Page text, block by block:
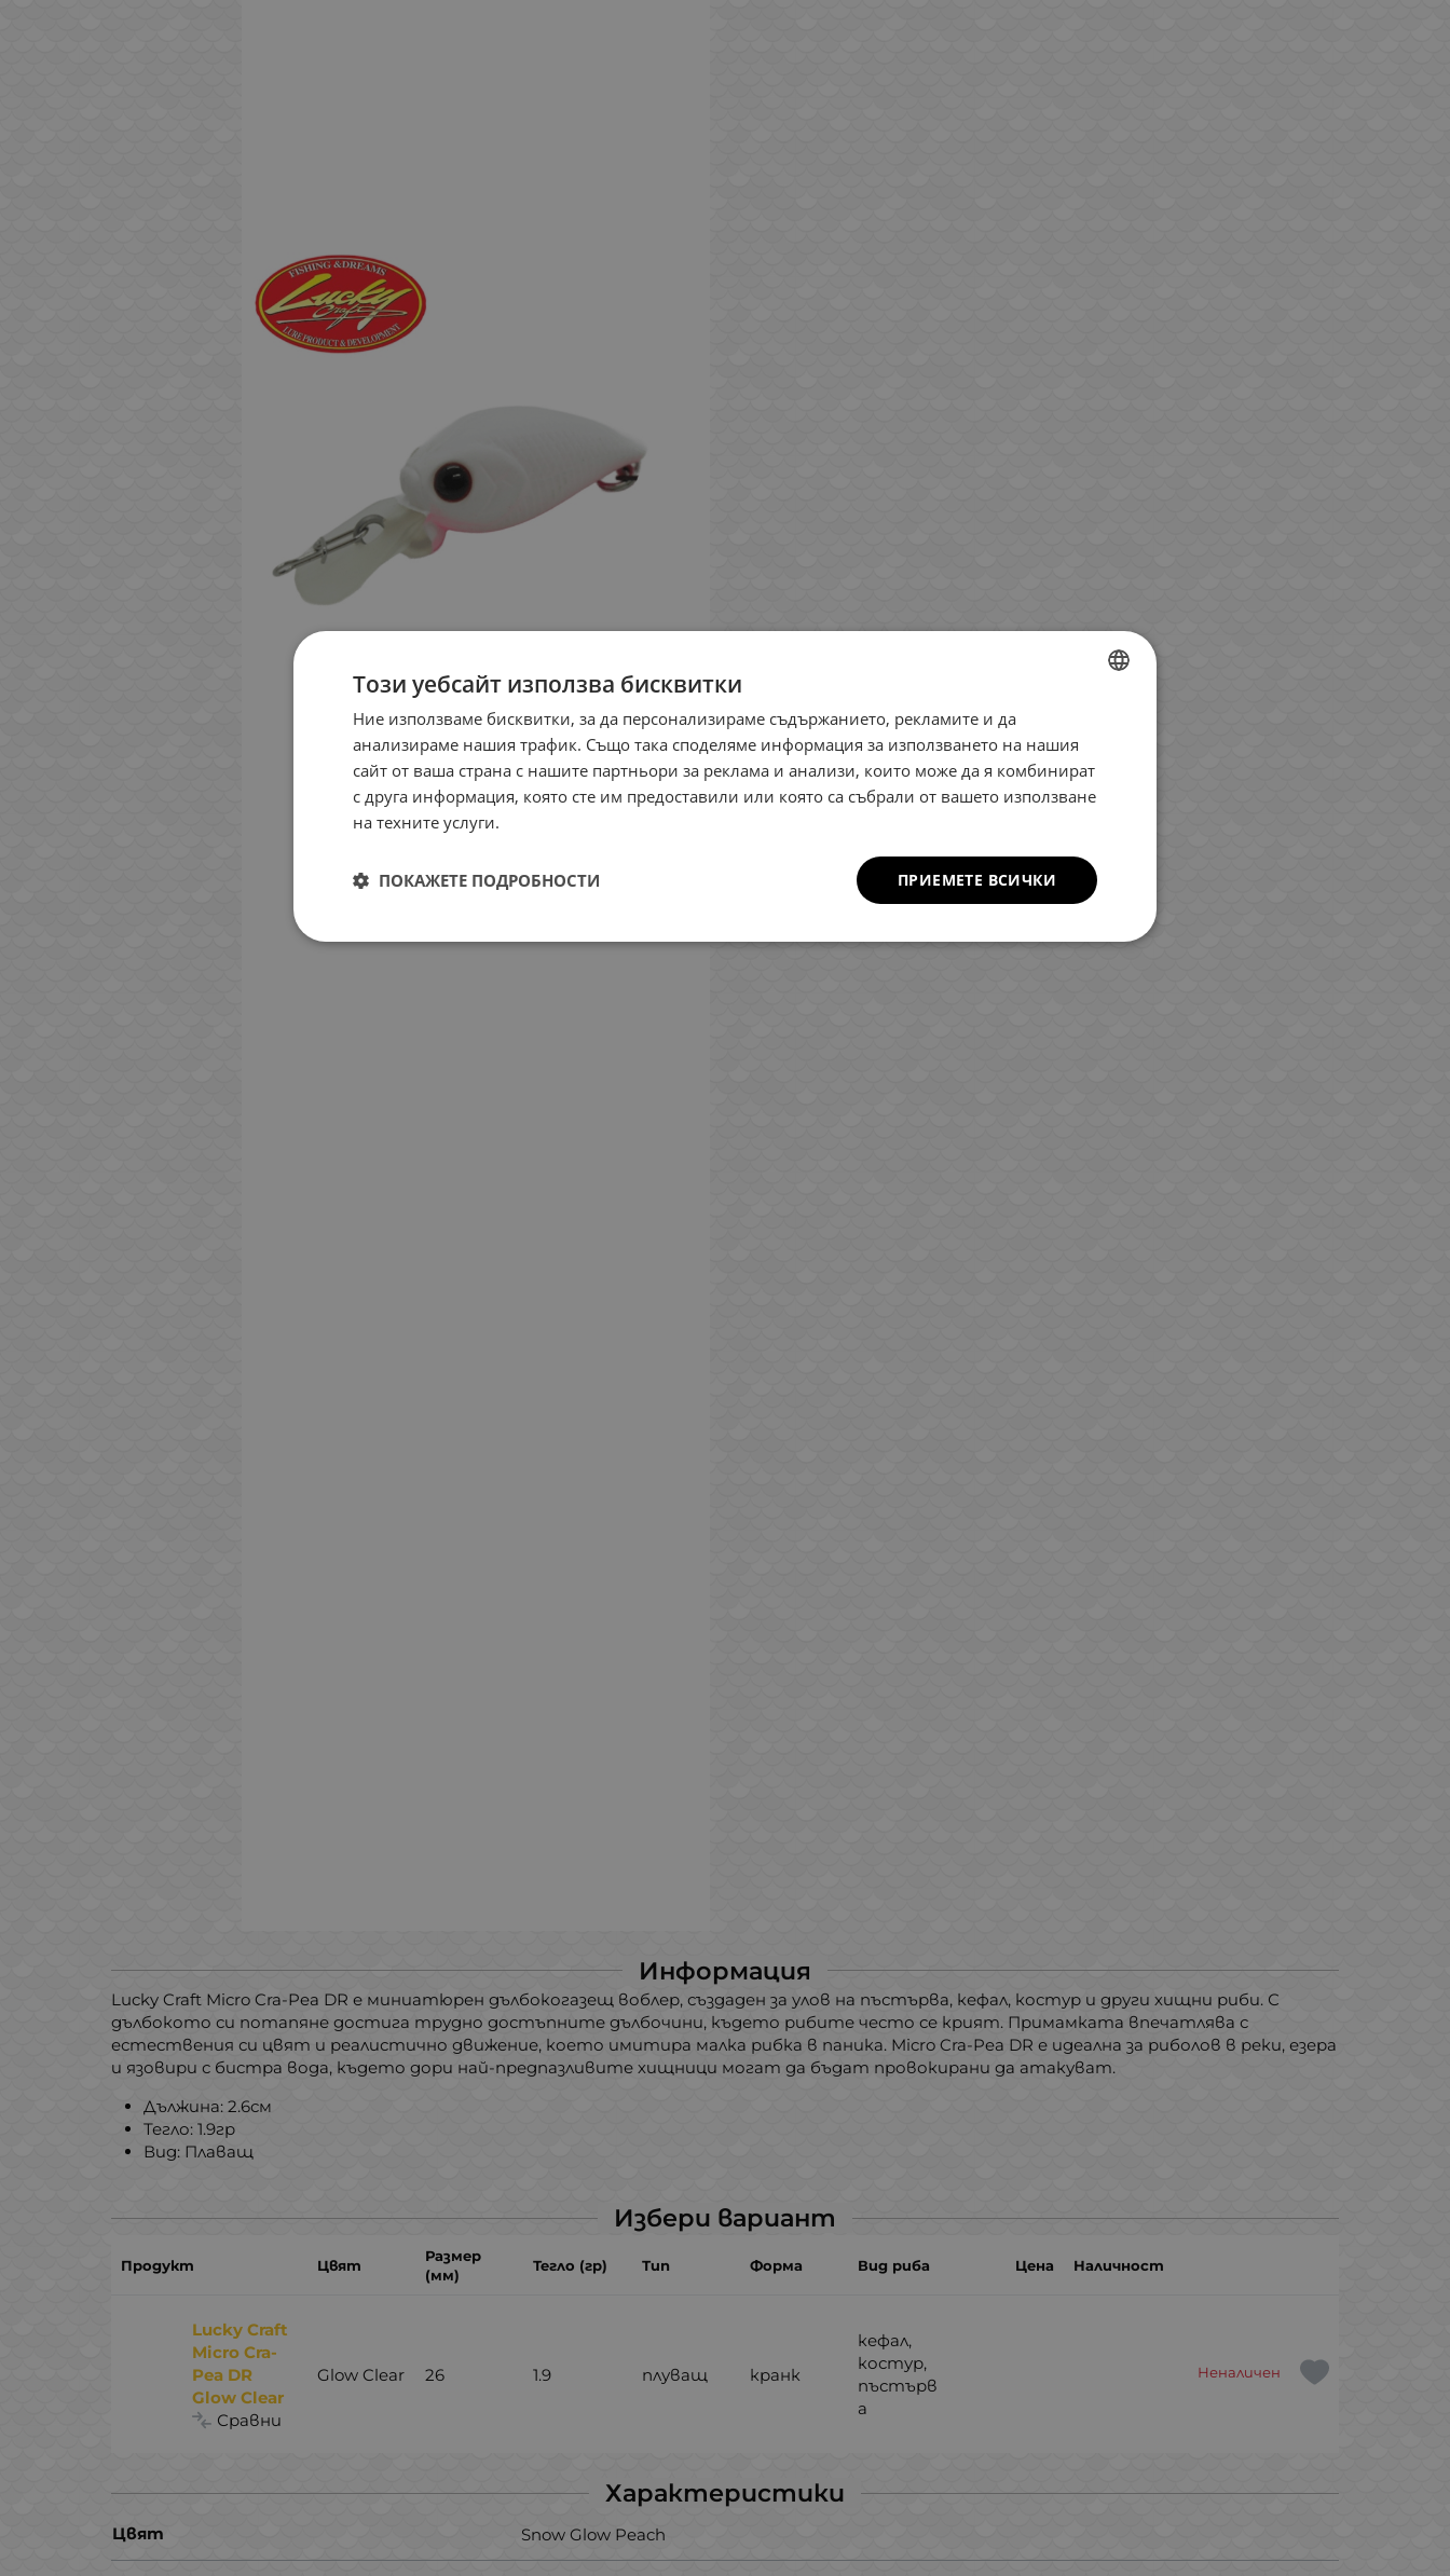
Информация
Lucky Craft Micro Cra-Pea DR е миниатюрен дълбокогазещ воблер, създаден за улов на пъстърва, кефал, костур и други хищни риби. С
дълбокото си потапяне достига трудно достъпните дълбочини, където рибите често се крият. Примамката впечатлява с
естествения си цвят и реалистично движение, което имитира малка рибка в паника. Micro Cra-Pea DR е идеална за риболов в реки, езера
и язовири с бистра вода, където дори най-предпазливите хищници могат да бъдат провокирани да атакуват.
Дължина: 2.6см
Тегло: 1.9гр
Вид: Плаващ
Избери вариант
Продукт Цвят
Размер
(мм)
Тегло (гр) Тип Форма Вид риба Цена Наличност
Lucky Craft
Micro Cra-
Pea DR
Glow Clear
Сравни
Glow Clear 26 1.9 плуващ кранк
кефал,
костур,
пъстърв
а
Неналичен
Характеристики
Цвят Snow Glow Peach
ENGLISH
Този уебсайт използва бисквитки
Ние използваме бисквитки, за да персонализираме съдържанието, рекламите и да
анализираме нашия трафик. Също така споделяме информация за използването на нашия
сайт от ваша страна с нашите партньори за реклама и анализи, които може да я комбинират
с друга информация, която сте им предоставили или която са събрали от вашето използване
на техните услуги.
ПРИЕМЕТЕ ВСИЧКИ
ПОКАЖЕТЕ ПОДРОБНОСТИ